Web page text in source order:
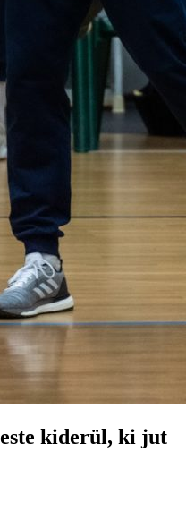
kiderül, ki jut